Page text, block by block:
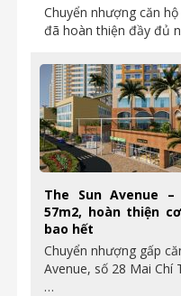
Chuyển nhượng căn
đã hoàn thiện đầy đủ
The Sun Avenue –
57m2, hoàn thiện
bao hết
Chuyển nhượng gấp
Avenue, số 28 Mai Chí
…